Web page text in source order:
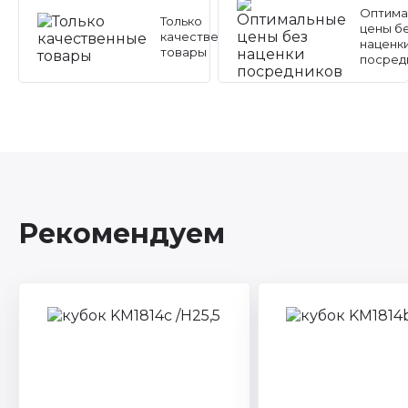
Только
качественные
товары
цены
Рекомендуем
Артикул: KM1814c